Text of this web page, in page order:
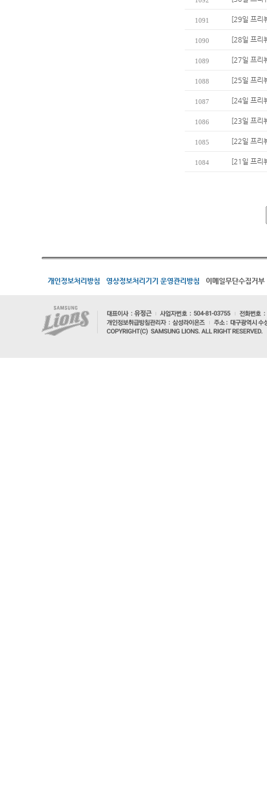
1091 [29일 프리
1090 [28일 프리
1089 [27일 프리
1088 [25일 프리
1087 [24일 프리
1086 [23일 프리
1085 [22일 프리
1084 [21일 프리
개인정보처리방침 영상정보처리기기 운영관리방침 이메일무단수집거부